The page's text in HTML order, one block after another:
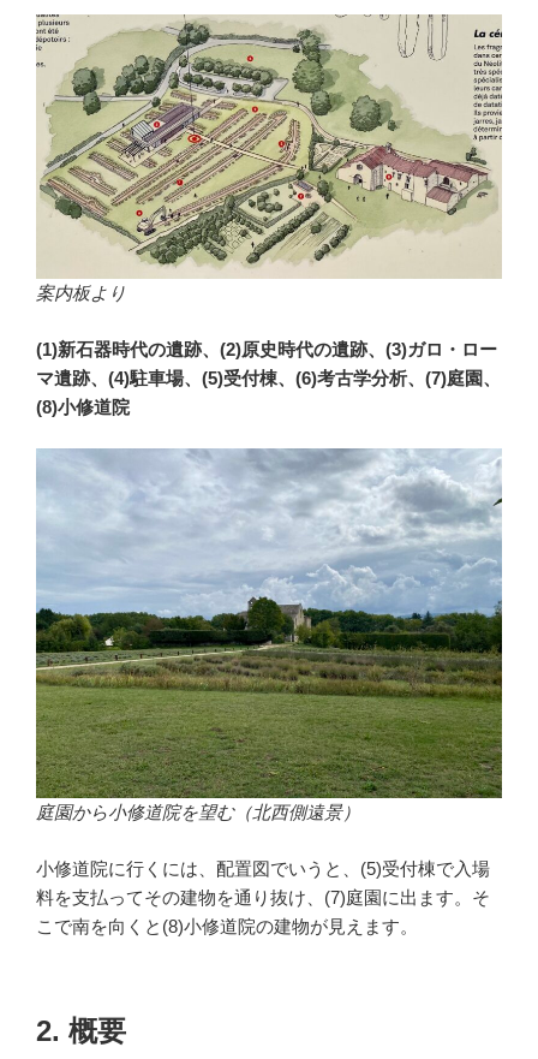
案内板より
(1)新石器時代の遺跡、(2)原史時代の遺跡、(3)ガロ・ロー
マ遺跡、(4)駐車場、(5)受付棟、(6)考古学分析、(7)庭園、
(8)小修道院
庭園から小修道院を望む（北西側遠景）
小修道院に行くには、配置図でいうと、(5)受付棟で入場
料を支払ってその建物を通り抜け、(7)庭園に出ます。そ
こで南を向くと(8)小修道院の建物が見えます。
2. 概要